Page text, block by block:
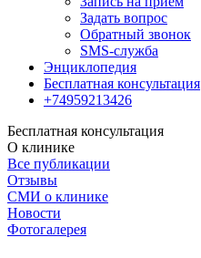
Задать вопрос
Обратный звонок
SMS-служба
Энциклопедия
Бесплатная консультация
+74959213426
Бесплатная консультация
О клинике
Все публикации
Отзывы
СМИ о клинике
Новости
Фотогалерея